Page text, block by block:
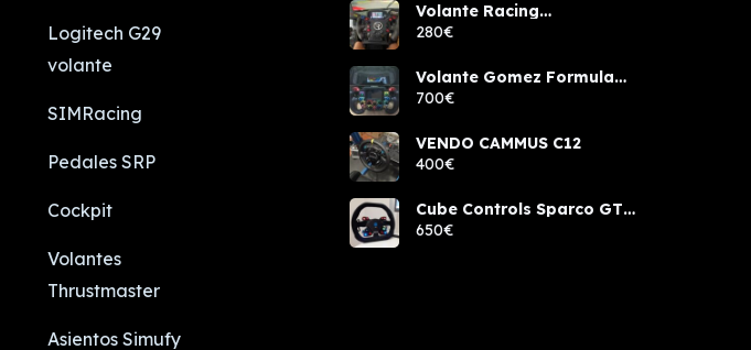
Logitech G29
volante
SIMRacing
Pedales SRP
Cockpit
Volantes
Thrustmaster
Asientos Simufy
Volante Racing
components rcw sport
280€
Volante Gomez Formula
Pro Elite
700€
VENDO CAMMUS C12
400€
Cube Controls Sparco GT
PRO NUEVO
650€